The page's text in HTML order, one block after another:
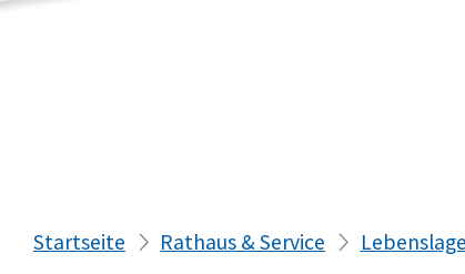
Startseite Rathaus & Service